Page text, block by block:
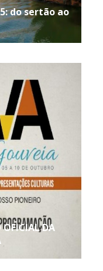
do sertão ao
OFICIAL DA